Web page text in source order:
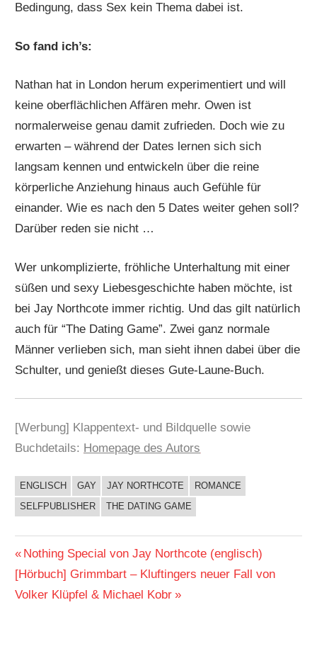
Bedingung, dass Sex kein Thema dabei ist.
So fand ich’s:
Nathan hat in London herum experimentiert und will
keine oberflächlichen Affären mehr. Owen ist
normalerweise genau damit zufrieden. Doch wie zu
erwarten – während der Dates lernen sich sich
langsam kennen und entwickeln über die reine
körperliche Anziehung hinaus auch Gefühle für
einander. Wie es nach den 5 Dates weiter gehen soll?
Darüber reden sie nicht …
Wer unkomplizierte, fröhliche Unterhaltung mit einer
süßen und sexy Liebesgeschichte haben möchte, ist
bei Jay Northcote immer richtig. Und das gilt natürlich
auch für “The Dating Game”. Zwei ganz normale
Männer verlieben sich, man sieht ihnen dabei über die
Schulter, und genießt dieses Gute-Laune-Buch.
[Werbung] Klappentext- und Bildquelle sowie
Buchdetails: Homepage des Autors
BUCHIGES
ENGLISCH GAY JAY NORTHCOTE
ROMANCE
SELFPUBLISHER
THE DATING GAME
Beitragsnavigation
Vorheriger
Beitrag:
Nothing Special von Jay Northcote (englisch)
Nächster
Beitrag:
[Hörbuch] Grimmbart – Kluftingers neuer Fall von
Volker Klüpfel & Michael Kobr